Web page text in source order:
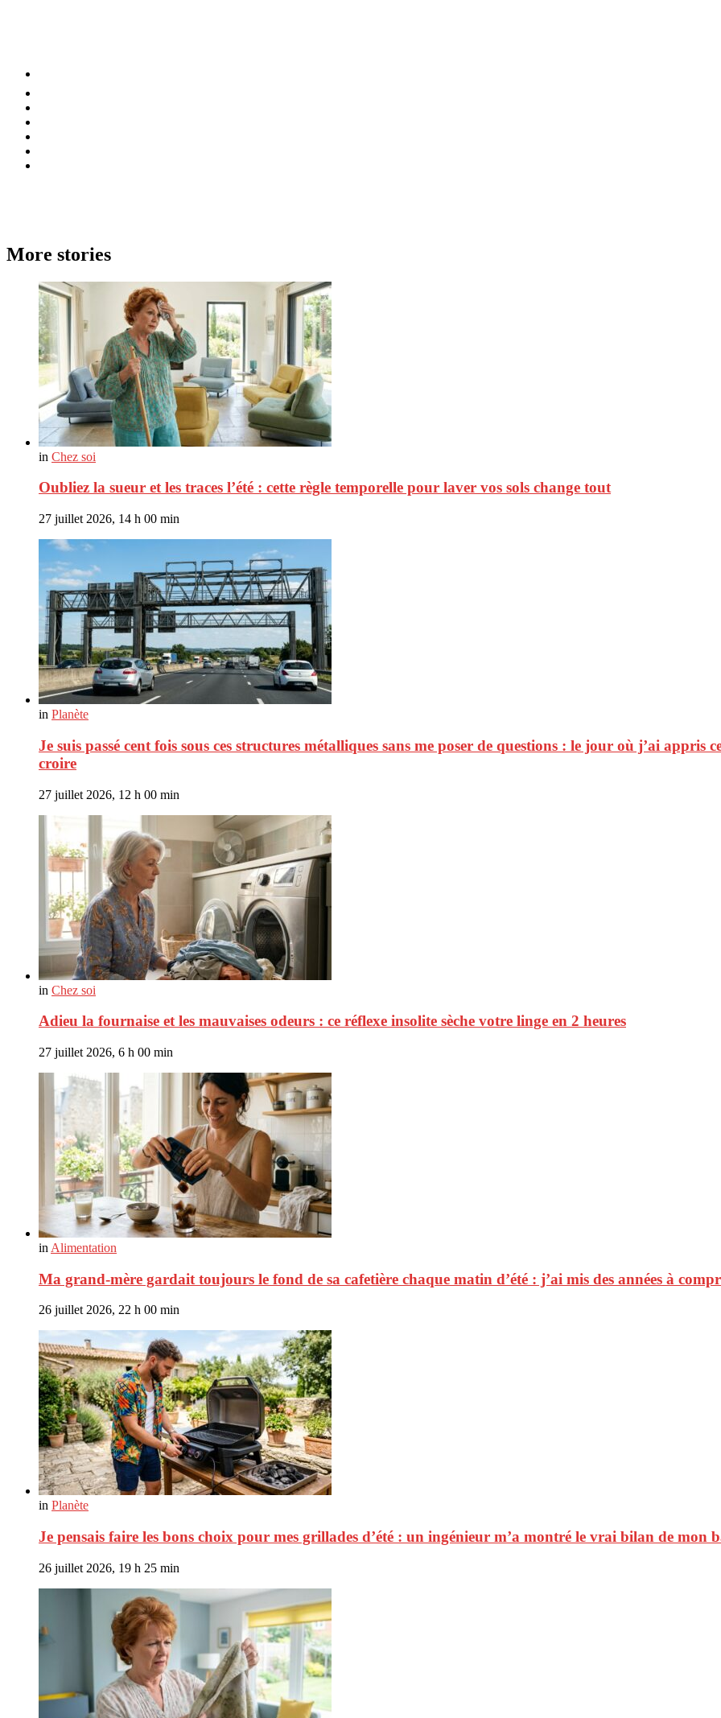
More stories
in Chez soi
Oubliez la sueur et les traces l’été : cette règle temporelle pour laver vos sols change tout
27 juillet 2026, 14 h 00 min
in Planète
Je suis passé cent fois sous ces structures métalliques sans me poser de questions : le jour où j’ai appris
croire
27 juillet 2026, 12 h 00 min
in Chez soi
Adieu la fournaise et les mauvaises odeurs : ce réflexe insolite sèche votre linge en 2 heures
27 juillet 2026, 6 h 00 min
in Alimentation
Ma grand-mère gardait toujours le fond de sa cafetière chaque matin d’été : j’ai mis des années à
26 juillet 2026, 22 h 00 min
in Planète
Je pensais faire les bons choix pour mes grillades d’été : un ingénieur m’a montré le vrai bilan de mon
26 juillet 2026, 19 h 25 min